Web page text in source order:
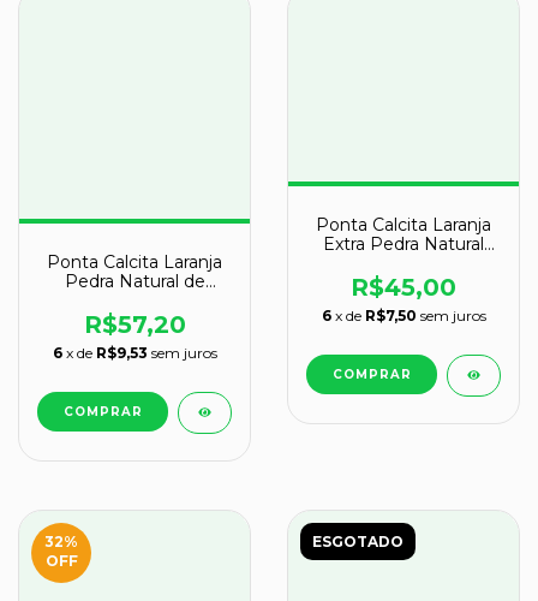
Ponta Calcita Laranja
Pedra Natural de
R$57,20
6 x de R$9,53 sem juros
Ponta Calcita Laranja
Extra Pedra Natural
Sextavado Cod 450.5
R$45,00
6 x de R$7,50 sem juros
32%
OFF
ESGOTADO